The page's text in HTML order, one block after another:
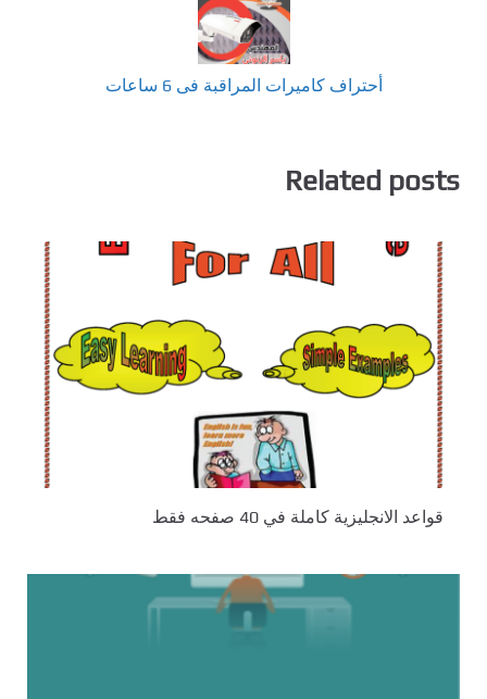
أحتراف كاميرات المراقبة فى 6 ساعات
Related posts
قواعد الانجليزية كاملة في 40 صفحه فقط